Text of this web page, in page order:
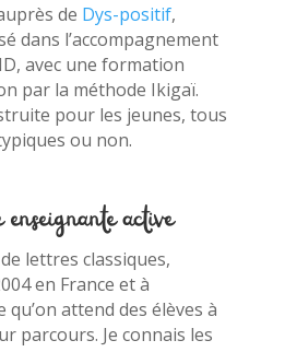
de Dys-positif,
dans l’accompagnement
avec une formation
par la méthode Ikigaï.
pour les jeunes, tous
ou non.
active
lettres classiques,
en France et à
qu’on attend des élèves à
parcours. Je connais les